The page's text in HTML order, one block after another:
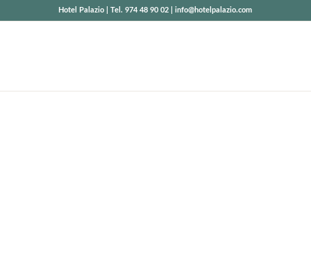
Hotel Palazio | Tel. 974 48 90 02 | info@hotelpalazio.com